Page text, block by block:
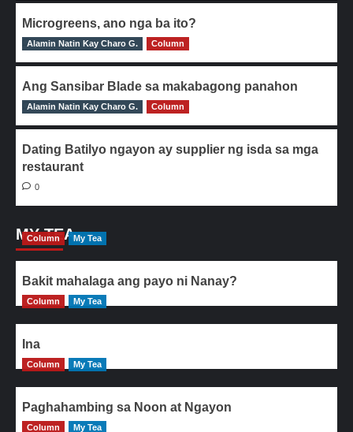
Microgreens, ano nga ba ito?
0
Alamin Natin Kay Charo G. Column
Ang Sansibar Blade sa makabagong panahon
0
Alamin Natin Kay Charo G. Column
Dating Batilyo ngayon ay supplier ng isda sa mga
restaurant
0
MY TEA
Column My Tea
Bakit mahalaga ang payo ni Nanay?
Column My Tea
Ina
Column My Tea
Paghahambing sa Noon at Ngayon
Column My Tea